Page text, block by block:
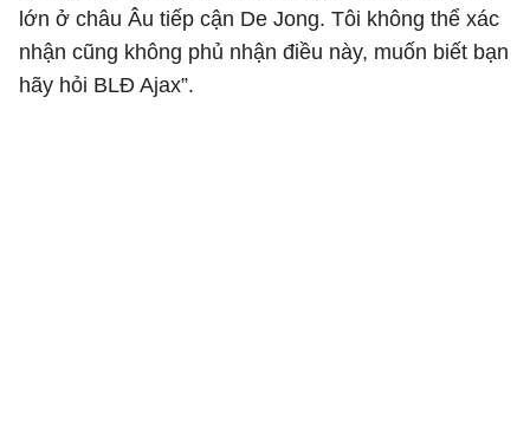
lớn ở châu Âu tiếp cận De Jong. Tôi không thể xác
nhận cũng không phủ nhận điều này, muốn biết bạn
hãy hỏi BLĐ Ajax”.